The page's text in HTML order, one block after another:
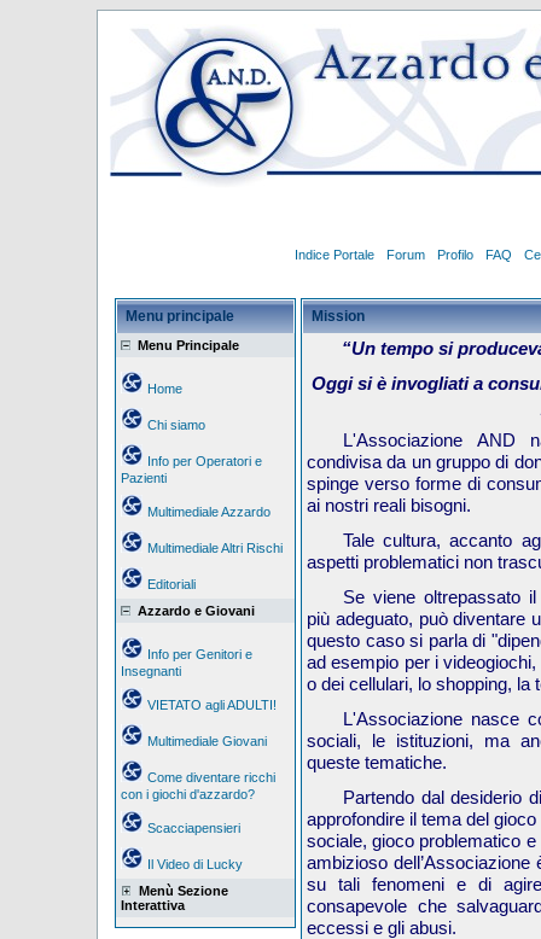
Indice Portale Forum Profilo FAQ
Menu principale
Menu Principale
Home
Chi siamo
Info per Operatori e
Pazienti
Multimediale Azzardo
Multimediale Altri Rischi
Editoriali
Azzardo e Giovani
Info per Genitori e
Insegnanti
VIETATO agli ADULTI!
Multimediale Giovani
Come diventare ricchi
con i giochi d'azzardo?
Scacciapensieri
Il Video di Lucky
Menù Sezione
Interattiva
Mission
“Un tempo si
Oggi si è invogliati a
L'Associazione AND
condivisa da un gruppo di
spinge verso forme di
ai nostri reali bisogni.
Tale cultura, accanto
aspetti problematici non
Se viene oltrepassato
più adeguato, può diventare
questo caso si parla di
ad esempio per i
o dei cellulari, lo shopping, la
L'Associazione nasce
sociali, le istituzioni, ma
queste tematiche.
Partendo dal desiderio
approfondire il tema del
sociale, gioco problematico
ambizioso
su tali fenomeni e di
consapevole che
eccessi e gli abusi.